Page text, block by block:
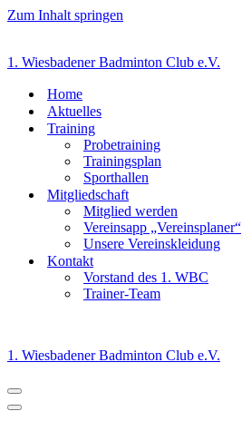
Zum Inhalt springen
1. Wiesbadener Badminton Club e.V.
Home
Aktuelles
Training
Probetraining
Trainingsplan
Sporthallen
Mitgliedschaft
Mitglied werden
Vereinsapp „Vereinsplaner“
Unsere Vereinskleidung
Kontakt
Vorstand des 1. WBC
Trainer-Team
1. Wiesbadener Badminton Club e.V.
Navigationsmenü
Navigationsmenü